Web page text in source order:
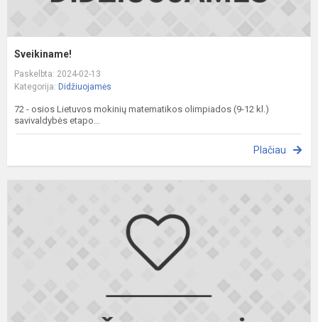
Sveikiname!
Paskelbta: 2024-02-13
Kategorija: Didžiuojamės
72 - osios Lietuvos mokinių matematikos olimpiados (9-12 kl.)
savivaldybės etapo...
Plačiau